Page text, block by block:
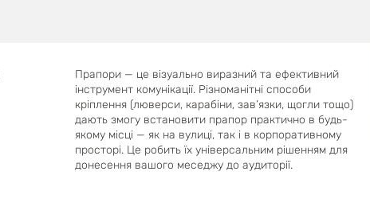
Прапори — це візуально виразний та ефективний
інструмент комунікації. Різноманітні способи
кріплення (люверси, карабіни, зав’язки, щогли тощо)
дають змогу встановити прапор практично в будь-
якому місці — як на вулиці, так і в корпоративному
просторі. Це робить їх універсальним рішенням для
донесення вашого меседжу до аудиторії.